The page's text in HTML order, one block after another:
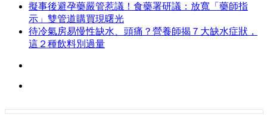
擬事後避孕藥嚴管惹議！食藥署研議：放寬「藥師指
示」雙管道購買現曙光
待冷氣房易慢性缺水、頭痛？營養師揭７大缺水症狀，
這２種飲料別過量